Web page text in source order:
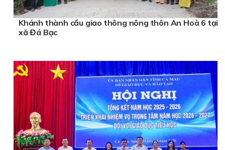
Khánh thành cầu giao thông nông thôn An Hoà 6 tại
xã Đá Bạc